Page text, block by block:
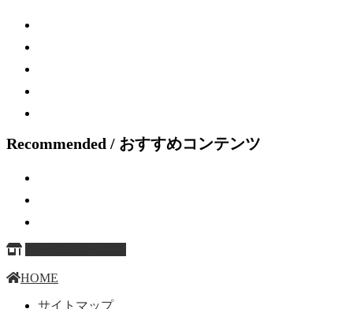
Recommended / おすすめコンテンツ
HOME
サイトマップ